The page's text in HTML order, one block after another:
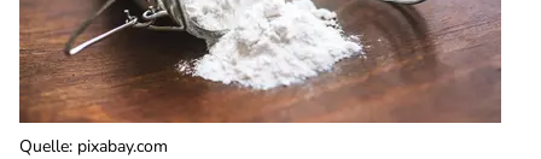
Quelle: pixabay.com